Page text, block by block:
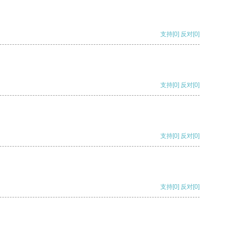
支持[0] 反对[0]
支持[0] 反对[0]
支持[0] 反对[0]
支持[0] 反对[0]